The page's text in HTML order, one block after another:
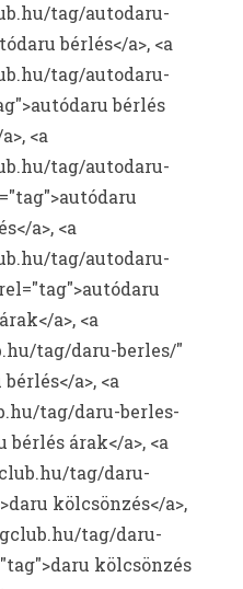
tag/autodaru-
bérlés</a>, <a
tag/autodaru-
bérlés
<a
tag/autodaru-
a>, <a
tag/autodaru-
a>, <a
tag/daru-berles/"
a>, <a
tag/daru-berles-
árak</a>, <a
tag/daru-
kölcsönzés</a>,
tag/daru-
kölcsönzés